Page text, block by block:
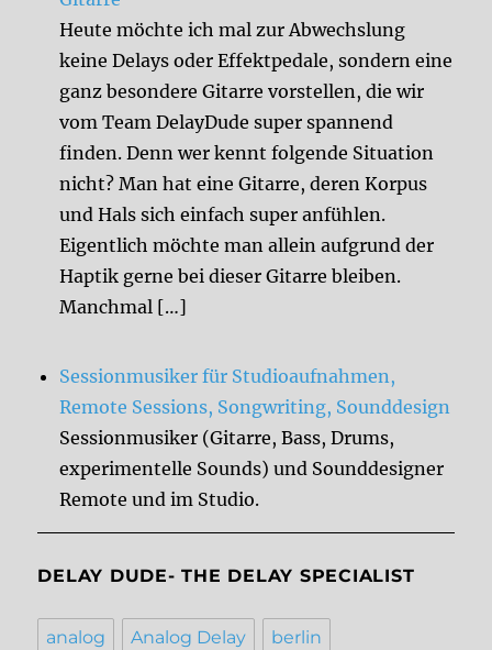
Heute möchte ich mal zur Abwechslung
keine Delays oder Effektpedale, sondern eine
ganz besondere Gitarre vorstellen, die wir
vom Team DelayDude super spannend
finden. Denn wer kennt folgende Situation
nicht? Man hat eine Gitarre, deren Korpus
und Hals sich einfach super anfühlen.
Eigentlich möchte man allein aufgrund der
Haptik gerne bei dieser Gitarre bleiben.
Manchmal […]
Sessionmusiker für Studioaufnahmen,
Remote Sessions, Songwriting, Sounddesign
Sessionmusiker (Gitarre, Bass, Drums,
experimentelle Sounds) und Sounddesigner
Remote und im Studio.
DELAY DUDE- THE DELAY SPECIALIST
analog Analog Delay berlin